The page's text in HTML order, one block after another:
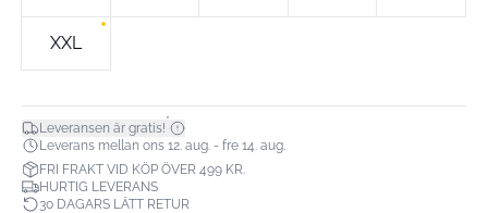
XXL
Leveransen är gratis!*
Leverans mellan ons 12. aug. - fre 14. aug.
FRI FRAKT VID KÖP ÖVER 499 KR.
HURTIG LEVERANS
30 DAGARS LÄTT RETUR